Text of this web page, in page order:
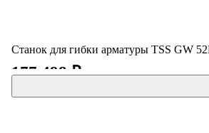
Станок для гибки арматуры TSS GW
177 498 ₽